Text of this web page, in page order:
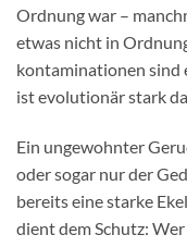
Ordnung war –
etwas nicht in
kontaminationen sind
ist evolutionär stark
Ein ungewohnter
oder sogar nur der
bereits eine starke
dient dem Schutz: